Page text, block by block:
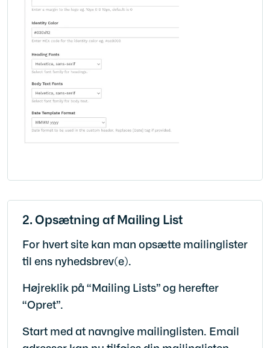
2. Opsætning af Mailing List
For hvert site kan man opsætte mailinglister
til ens nyhedsbrev(e).
Højreklik på “Mailing Lists” og herefter
“Opret”.
Start med at navngive mailinglisten. Email